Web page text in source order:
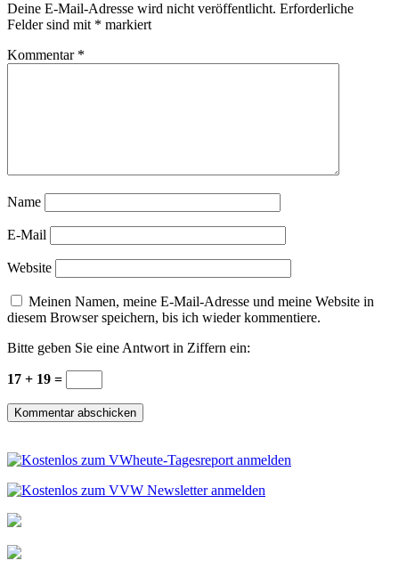
Deine E-Mail-Adresse wird nicht veröffentlicht. Erforderliche
Felder sind mit * markiert
Kommentar *
Name
E-Mail
Website
Meinen Namen, meine E-Mail-Adresse und meine Website in
diesem Browser speichern, bis ich wieder kommentiere.
Bitte geben Sie eine Antwort in Ziffern ein:
17 + 19 =